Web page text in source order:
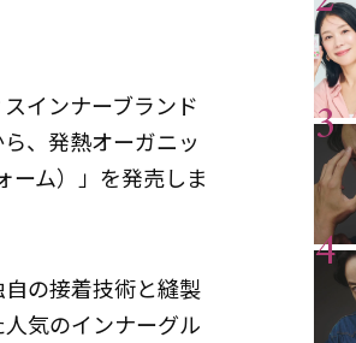
インナーブランド
、発熱オーガニッ
ム）」を発売しま
の接着技術と縫製
気のインナーグル